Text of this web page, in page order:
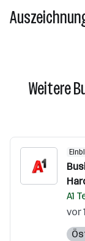
Weitere
A1
vor